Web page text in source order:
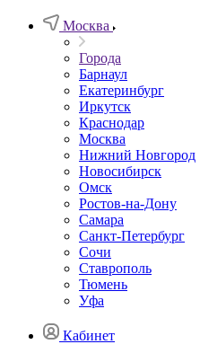
Москва
Города
Барнаул
Екатеринбург
Иркутск
Краснодар
Москва
Нижний Новгород
Новосибирск
Омск
Ростов-на-Дону
Самара
Санкт-Петербург
Сочи
Ставрополь
Тюмень
Уфа
Кабинет